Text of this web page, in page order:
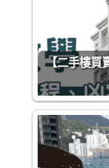
【二手樓買